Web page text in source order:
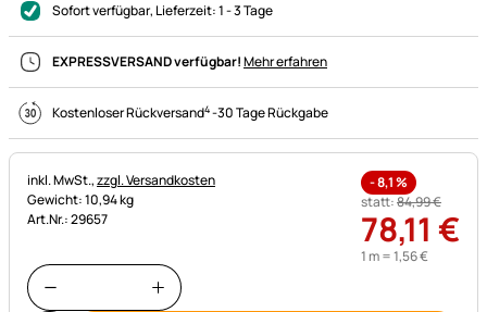
Sofort verfügbar, Lieferzeit:1 - 3 Tage
EXPRESSVERSAND verfügbar!Mehr erfahren
Kostenloser Rückversand4-30 Tage Rückgabe
Steuerhinweis:
inkl. MwSt.,zzgl. Versandkosten
Gewicht: 10,94 kg
Art.Nr.: 29657
-8,1%
statt:84,99€
78,11 €
1 m =1,56€